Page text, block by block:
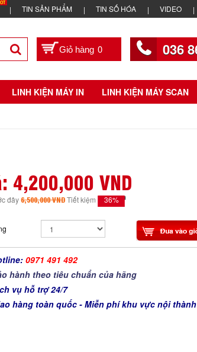
TIN SẢN PHẨM TIN SỐ HÓA VIDEO
0 036
LINH KIỆN MÁY IN LINH KIỆN MÁY SCAN
4,200,000 VND
đây6,500,000 VNDTiết kiệm 36%
0971 491 492
hành theo tiêu chuẩn của hãng
vụ hỗ trợ 24/7
hàng toàn quốc - Miễn phí khu vực nội